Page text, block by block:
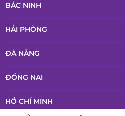
BẮC NINH
HẢI PHÒNG
ĐÀ NẴNG
ĐỒNG NAI
HỒ CHÍ MINH